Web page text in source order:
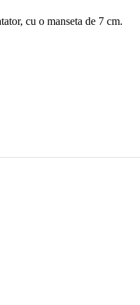
cu o manseta de 7 cm.